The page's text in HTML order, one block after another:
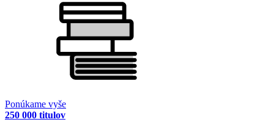
Ponúkame vyše
250 000 titulov